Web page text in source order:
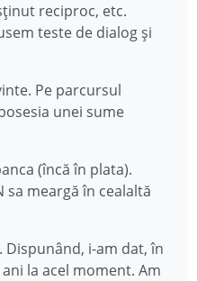
reciproc, etc.
teste de dialog și
Pe parcursul
unei sume
(încă în plata).
sa meargă în cealaltă
i-am dat, în
la acel moment. Am